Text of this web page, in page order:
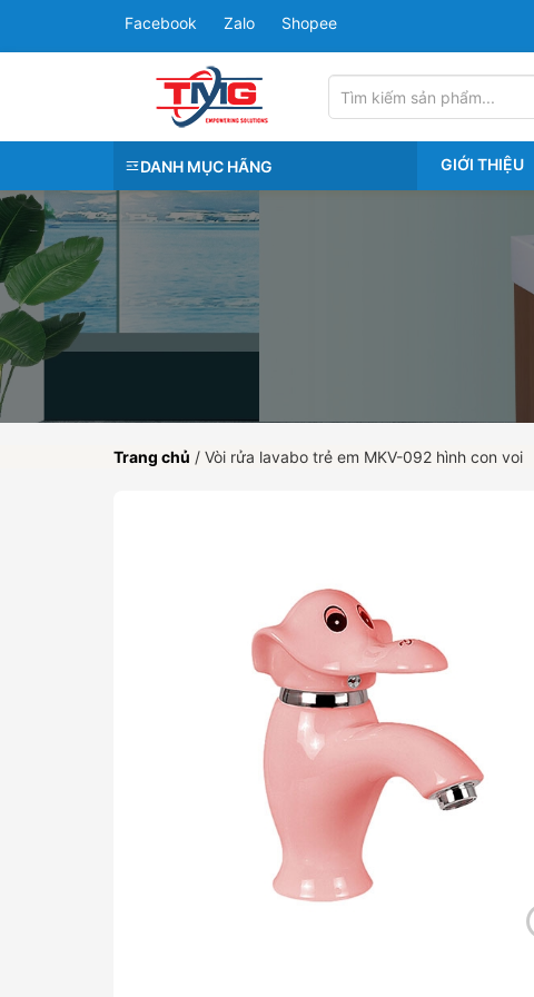
Facebook Zalo Shopee
DANH MỤC HÃNG GIỚI THIỆU
Trang chủ / Vòi rửa lavabo trẻ em MKV-092 hình con voi